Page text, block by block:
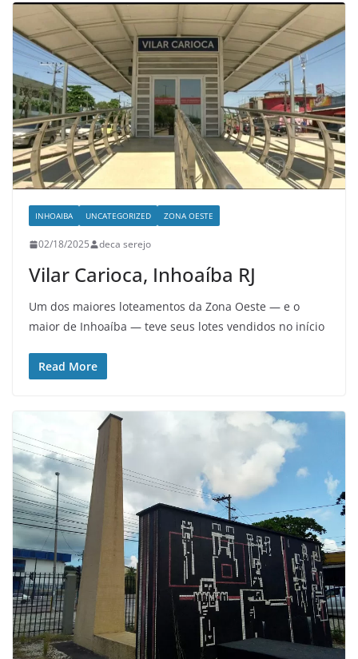
INHOAIBA UNCATEGORIZED ZONA OESTE
02/18/2025 deca serejo
Vilar Carioca, Inhoaíba RJ
Um dos maiores loteamentos da Zona Oeste — e o
maior de Inhoaíba — teve seus lotes vendidos no início
Read More